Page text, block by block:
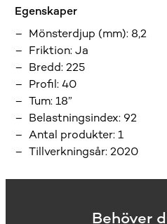
Egenskaper
Mönsterdjup (mm): 8,2
Friktion:Ja
Bredd:225
Profil:40
Tum:18”
Belastningsindex: 92
Antal produkter:1
Tillverkningsår:2020
Behöver